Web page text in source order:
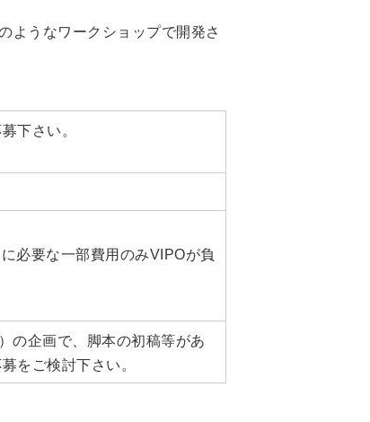
ようなワークショップで開発さ
下さい。
必要な一部費用のみVIPOが負
の企画で、脚本の初稿等があ
をご検討下さい。